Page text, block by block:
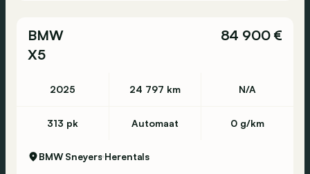
BMW
X5
84 900 €
2025 24 797 km N/A
313 pk Automaat 0 g/km
BMW Sneyers Herentals